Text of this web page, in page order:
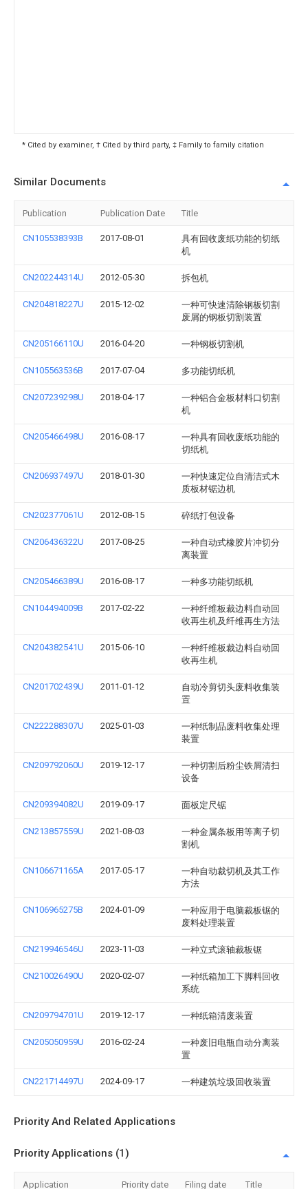
* Cited by examiner, † Cited by third party, ‡ Family to family citation
Similar Documents
Publication Publication Date Title
CN105538393B 2017-08-01
具有回收废纸功能的切纸
机
CN202244314U 2012-05-30 拆包机
CN204818227U 2015-12-02
一种可快速清除钢板切割
废屑的钢板切割装置
CN205166110U 2016-04-20 一种钢板切割机
CN105563536B 2017-07-04 多功能切纸机
CN207239298U 2018-04-17
一种铝合金板材料口切割
机
CN205466498U 2016-08-17
一种具有回收废纸功能的
切纸机
CN206937497U 2018-01-30
一种快速定位自清洁式木
质板材锯边机
CN202377061U 2012-08-15 碎纸打包设备
CN206436322U 2017-08-25
一种自动式橡胶片冲切分
离装置
CN205466389U 2016-08-17 一种多功能切纸机
CN104494009B 2017-02-22
一种纤维板裁边料自动回
收再生机及纤维再生方法
CN204382541U 2015-06-10
一种纤维板裁边料自动回
收再生机
CN201702439U 2011-01-12
自动冷剪切头废料收集装
置
CN222288307U 2025-01-03
一种纸制品废料收集处理
装置
CN209792060U 2019-12-17
一种切割后粉尘铁屑清扫
设备
CN209394082U 2019-09-17 面板定尺锯
CN213857559U 2021-08-03
一种金属条板用等离子切
割机
CN106671165A 2017-05-17
一种自动裁切机及其工作
方法
CN106965275B 2024-01-09
一种应用于电脑裁板锯的
废料处理装置
CN219946546U 2023-11-03 一种立式滚轴裁板锯
CN210026490U 2020-02-07
一种纸箱加工下脚料回收
系统
CN209794701U 2019-12-17 一种纸箱清废装置
CN205050959U 2016-02-24
一种废旧电瓶自动分离装
置
CN221714497U 2024-09-17 一种建筑垃圾回收装置
Priority And Related Applications
Priority Applications (1)
Application Priority date Filing date Title